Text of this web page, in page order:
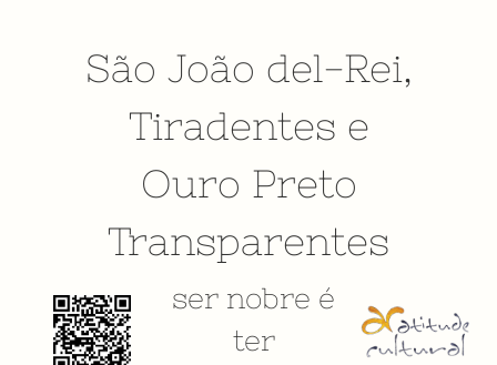
São João del-Rei,
Tiradentes e
Ouro Preto
Transparentes
ser nobre é
ter